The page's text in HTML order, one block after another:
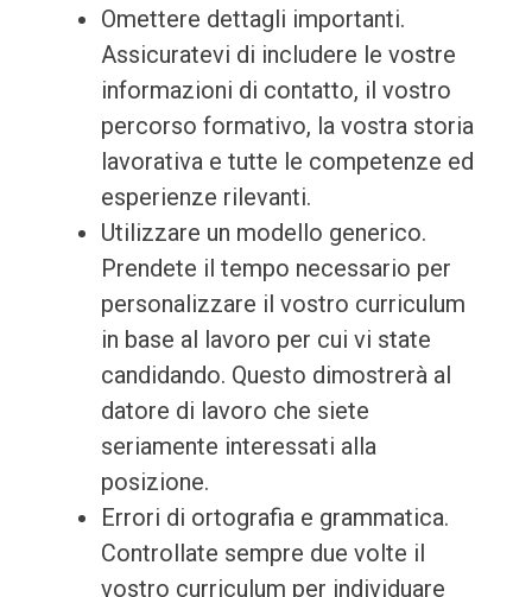
Omettere dettagli importanti.
Assicuratevi di includere le vostre
informazioni di contatto, il vostro
percorso formativo, la vostra storia
lavorativa e tutte le competenze ed
esperienze rilevanti.
Utilizzare un modello generico.
Prendete il tempo necessario per
personalizzare il vostro curriculum
in base al lavoro per cui vi state
candidando. Questo dimostrerà al
datore di lavoro che siete
seriamente interessati alla
posizione.
Errori di ortografia e grammatica.
Controllate sempre due volte il
vostro curriculum per individuare